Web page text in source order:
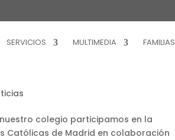
SERVICIOS MULTIMEDIA FAMILIAS
colegio participamos en la
Católicas de Madrid en colaboración